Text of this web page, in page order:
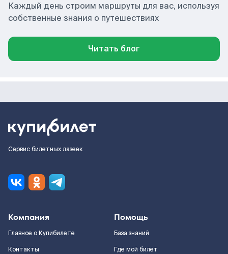
Каждый день строим маршруты для вас, используя
собственные знания о путешествиях
Читать блог
Сервис билетных лазеек
Компания
Главное о Купибилете
Контакты
Помощь
База знаний
Где мой билет